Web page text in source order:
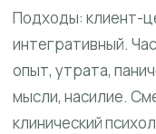
Подходы: клиент-
интегративный.
опыт, утрата,
мысли, насилие.
клинический